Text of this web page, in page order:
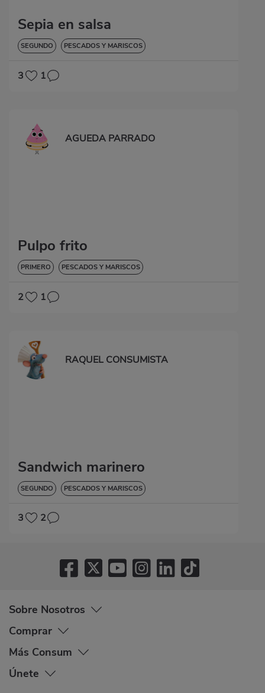
Sepia en salsa
SEGUNDO PESCADOS Y MARISCOS
3 1
AGUEDA PARRADO
Pulpo frito
PRIMERO PESCADOS Y MARISCOS
2 1
RAQUEL CONSUMISTA
Sandwich marinero
SEGUNDO PESCADOS Y MARISCOS
3 2
Sobre Nosotros
Comprar
Más Consum
Únete